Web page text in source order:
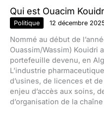
Qui est Ouacim
Politique 12 décembre
Nommé au début de
Ouassim/Wassim) Kouidri
portefeuille devenu, en
L’industrie
d’usines, de licences et
enjeu d’accès aux soins,
d’organisation de la